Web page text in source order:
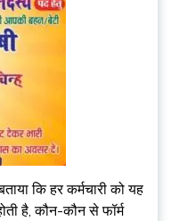
कि हर कर्मचारी को यह
है, कौन-कौन से फॉर्म